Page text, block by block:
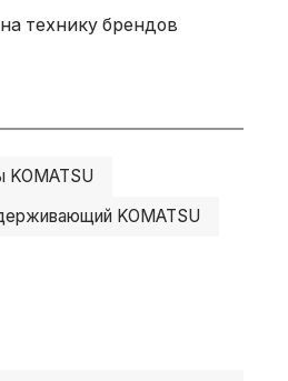
технику брендов
KOMATSU
KOMATSU